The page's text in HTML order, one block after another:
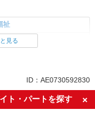
祉
OK
険あり
見る
ID：AE0730592830
ト・パートを探す